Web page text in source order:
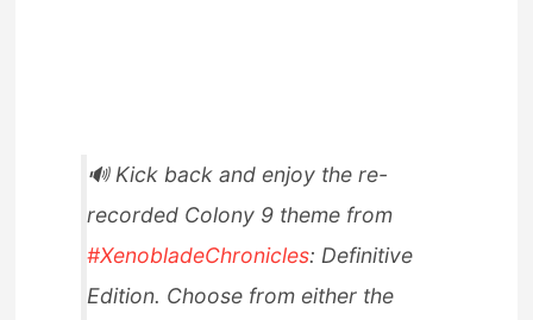
🔊 Kick back and enjoy the re-
recorded Colony 9 theme from
#XenobladeChronicles: Definitive
Edition. Choose from either the